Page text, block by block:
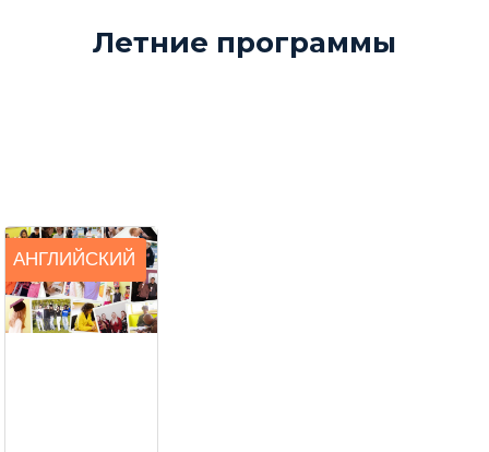
Летние программы
АНГЛИЙСКИЙ